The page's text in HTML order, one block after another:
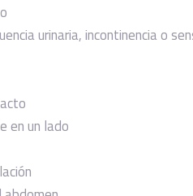
urinaria, incontinencia o
en un lado